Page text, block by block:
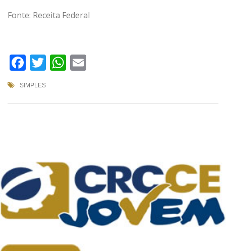
Fonte: Receita Federal
Facebook
TwitterWhatsApp
SIMPLES